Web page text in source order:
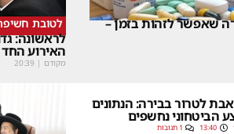
שאפשר לזהות בזמן – לטובת
לראשונה:
האירוע
מקודם |
20:39
לטרור בבירה: הנתונים
הביטחוני נחשפים
13:40 1 תגובות